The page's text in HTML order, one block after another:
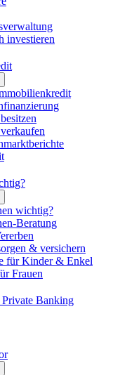
investieren
wichtig?
Beratung
& versichern
für Kinder & Enkel
Frauen
Banking